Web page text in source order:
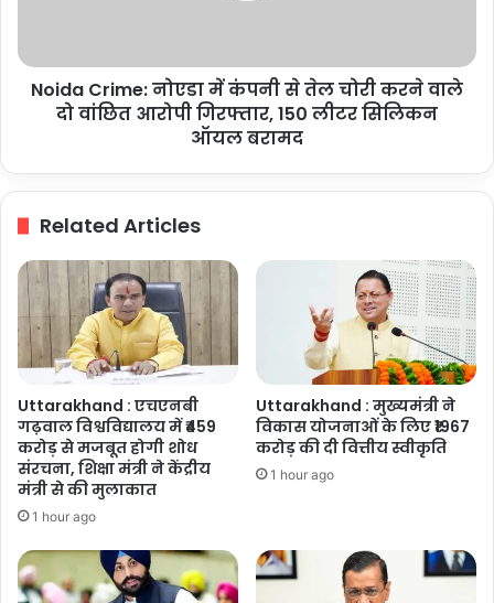
करने
वाले
लीटर
ऑयल
बरामद
Noida Crime: नोएडा में कंपनी से तेल चोरी करने वाले
दो वांछित आरोपी गिरफ्तार, 150 लीटर सिलिकन
ऑयल बरामद
Related Articles
Uttarakhand : एचएनबी
गढ़वाल विश्वविद्यालय में ₹459
करोड़ से मजबूत होगी शोध
संरचना, शिक्षा मंत्री ने केंद्रीय
मंत्री से की मुलाकात
1 hour ago
Uttarakhand : मुख्यमंत्री ने
विकास योजनाओं के लिए ₹1967
करोड़ की दी वित्तीय स्वीकृति
1 hour ago